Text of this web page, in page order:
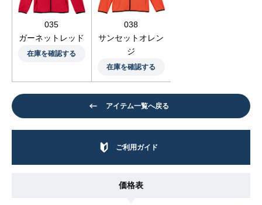
ご利用ガイド
価格表
035
ガーネットレッド
在庫を確認する
038
サンセットオレン
ジ
在庫を確認する
アイテム一覧へ戻る